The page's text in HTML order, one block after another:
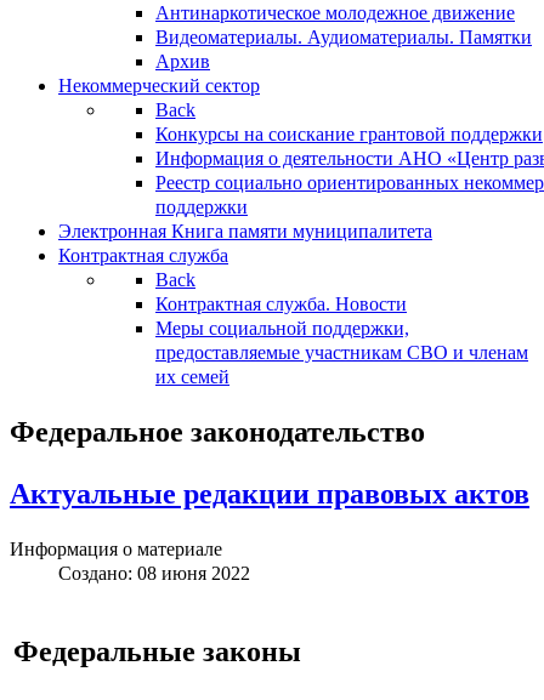
Антинаркотическое молодежное движение
Видеоматериалы. Аудиоматериалы. Памятки
Архив
Некоммерческий сектор
Back
Конкурсы на соискание грантовой поддержки
Информация о деятельности АНО «Центр
Реестр социально ориентированных
поддержки
Электронная Книга памяти муниципалитета
Контрактная служба
Back
Контрактная служба. Новости
Меры социальной поддержки,
предоставляемые участникам СВО и членам
их семей
Федеральное законодательство
Актуальные редакции правовых актов
Информация о материале
Создано: 08 июня 2022
Федеральные законы